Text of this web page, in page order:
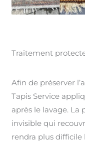
Traitement
Afin de préserver
Tapis Service
après le lavage. La
invisible qui
rendra plus difficile